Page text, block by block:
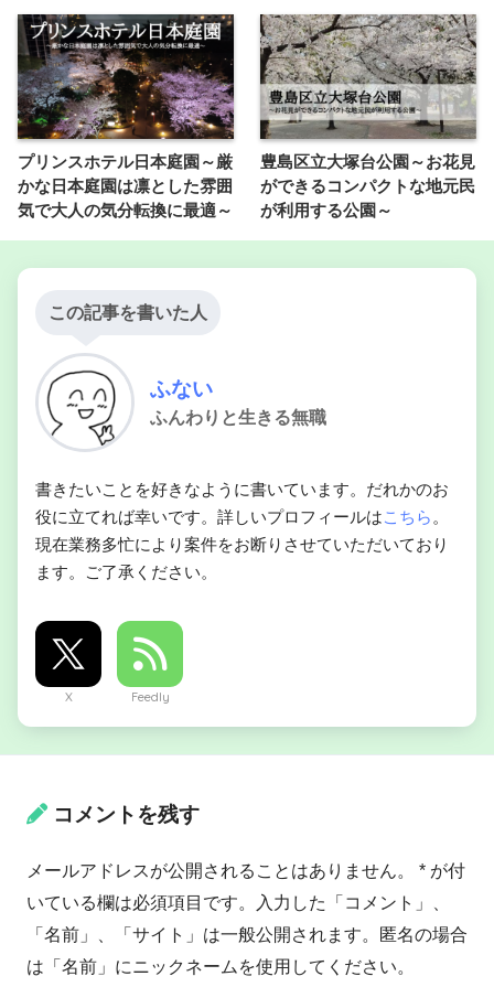
プリンスホテル日本庭園～厳
かな日本庭園は凛とした雰囲
気で大人の気分転換に最適～
豊島区立大塚台公園～お花見
ができるコンパクトな地元民
が利用する公園～
この記事を書いた人
ふない
ふんわりと生きる無職
書きたいことを好きなように書いています。だれかのお
役に立てれば幸いです。詳しいプロフィールはこちら 。
現在業務多忙により案件をお断りさせていただいており
ます。ご了承ください。
X Feedly
コメントを残す
メールアドレスが公開されることはありません。 * が付
いている欄は必須項目です。入力した「コメント」、
「名前」、「サイト」は一般公開されます。匿名の場合
は「名前」にニックネームを使用してください。